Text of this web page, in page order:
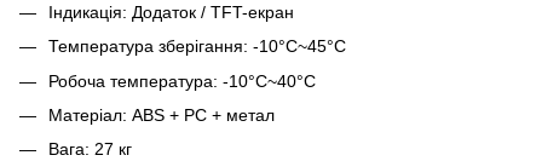
Індикація: Додаток / TFT-екран
Температура зберігання: -10°C~45°C
Робоча температура: -10°C~40°C
Матеріал: ABS + PC + метал
Вага: 27 кг